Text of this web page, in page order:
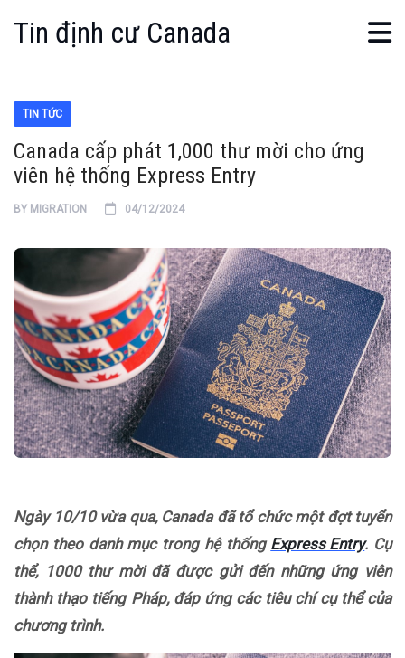
Tin định cư Canada
TIN TỨC
Canada cấp phát 1,000 thư mời cho ứng
viên hệ thống Express Entry
BY MIGRATION 04/12/2024
Ngày 10/10 vừa qua, Canada đã tổ chức một đợt tuyển
chọn theo danh mục trong hệ thống Express Entry. Cụ
thể, 1000 thư mời đã được gửi đến những ứng viên
thành thạo tiếng Pháp, đáp ứng các tiêu chí cụ thể của
chương trình.